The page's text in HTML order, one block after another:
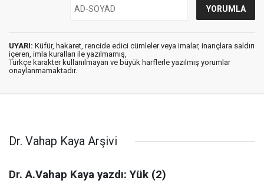
UYARI: Küfür, hakaret, rencide edici cümleler veya imalar, inançlara saldırı
içeren, imla kuralları ile yazılmamış,
Türkçe karakter kullanılmayan ve büyük harflerle yazılmış yorumlar
onaylanmamaktadır.
Dr. Vahap Kaya Arşivi
Dr. A.Vahap Kaya yazdı: Yük (2)